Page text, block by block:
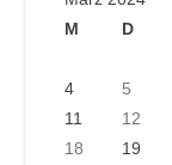
M
D
4
5
11
12
18
19